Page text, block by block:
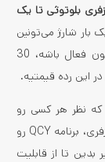
بلوتوثی تا یک
بار شارژ می‌تونین
از هندزفری استفاده کنین. در حالتی که ANC هدفون فعال باشه، 30
این رده قیمتیه.
نظر هر کسی رو
جلب می‌کنه. همچنین توصیه می‌کنم با خرید این هندزفری، برنامه QCY رو
تا از قابلیت